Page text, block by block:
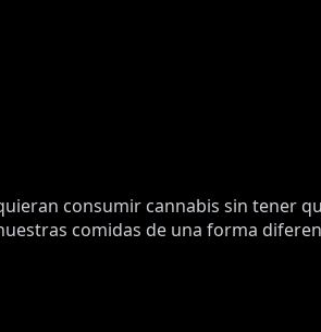
consumir cannabis sin tener
comidas de una forma